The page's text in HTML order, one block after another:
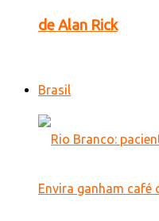
de Alan Rick
Brasil